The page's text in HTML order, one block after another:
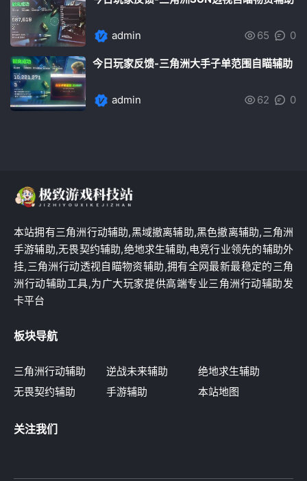
admin 65 0
今日玩家反馈-三角洲大手子单范围自瞄辅助
admin 62 0
本站拥有三角洲行动辅助,黑域撤离辅助,黑色撤离辅助,三角洲
手游辅助,无畏契约辅助,绝地求生辅助,电竞行业领先的辅助外
挂,三角洲行动透视自瞄物资辅助,拥有全网最新最稳定的三角
洲行动辅助工具,为广大玩家提供高端专业三角洲行动辅助发
卡平台
板块导航
三角洲行动辅助 逆战未来辅助
绝地求生辅助
无畏契约辅助
手游辅助 本站地图
关注我们